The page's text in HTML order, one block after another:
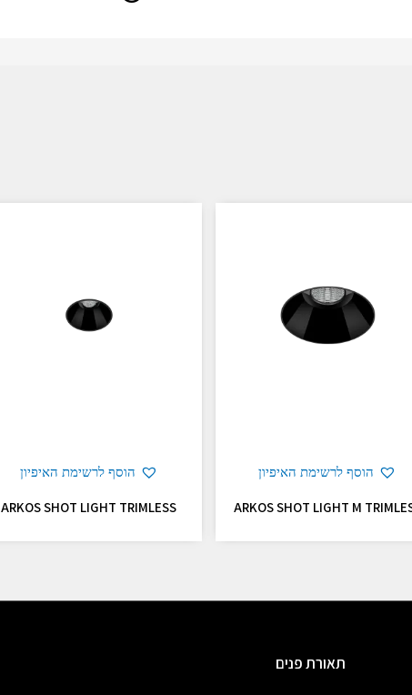
הוסף לרשימת האיפיון
ARKOS SHOT LIGHT M
הוסף לרשימת האיפיון
ARKOS SHOT LIGHT TRIMLESS
תאורת פנים